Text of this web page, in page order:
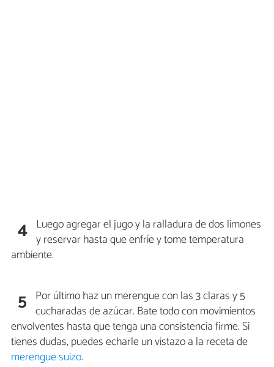
4 Luego agregar el jugo y la ralladura de dos limones
y reservar hasta que enfríe y tome temperatura
ambiente.
5 Por último haz un merengue con las 3 claras y 5
cucharadas de azúcar. Bate todo con movimientos
envolventes hasta que tenga una consistencia firme. Si
tienes dudas, puedes echarle un vistazo a la receta de
merengue suizo.